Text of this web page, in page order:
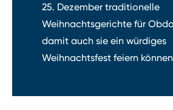
25. Dezember traditionelle
Weihnachtsgerichte für
damit auch sie ein würdiges
Weihnachtsfest feiern